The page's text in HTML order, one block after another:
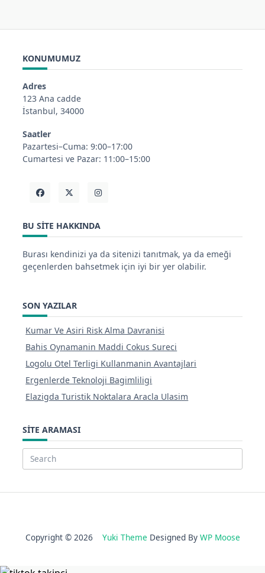
KONUMUMUZ
Adres
123 Ana cadde
İstanbul, 34000
Saatler
Pazartesi–Cuma: 9:00–17:00
Cumartesi ve Pazar: 11:00–15:00
BU SITE HAKKINDA
Burası kendinizi ya da sitenizi tanıtmak, ya da emeği
geçenlerden bahsetmek için iyi bir yer olabilir.
SON YAZILAR
Kumar Ve Asiri Risk Alma Davranisi
Bahis Oynamanin Maddi Cokus Sureci
Logolu Otel Terligi Kullanmanin Avantajlari
Ergenlerde Teknoloji Bagimliligi
Elazigda Turistik Noktalara Aracla Ulasim
SITE ARAMASI
Search
Copyright © 2026 Yuki Theme Designed By WP Moose